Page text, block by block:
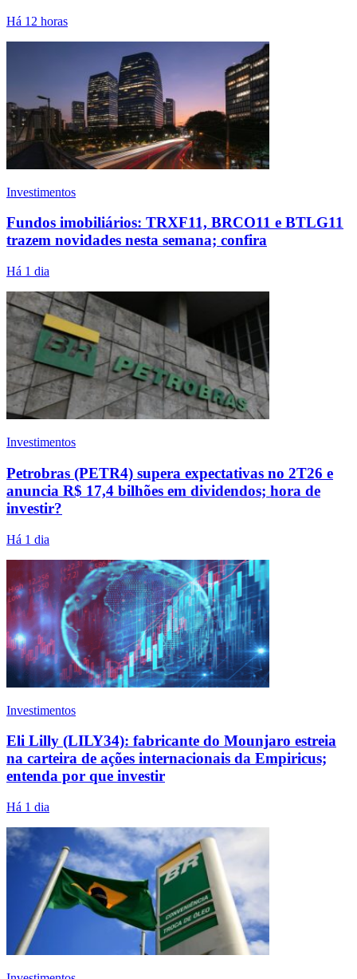
Há 12 horas
Investimentos
Fundos imobiliários: TRXF11, BRCO11 e BTLG11
trazem novidades nesta semana; confira
Há 1 dia
Investimentos
Petrobras (PETR4) supera expectativas no 2T26 e
anuncia R$ 17,4 bilhões em dividendos; hora de
investir?
Há 1 dia
Investimentos
Eli Lilly (LILY34): fabricante do Mounjaro estreia
na carteira de ações internacionais da Empiricus;
entenda por que investir
Há 1 dia